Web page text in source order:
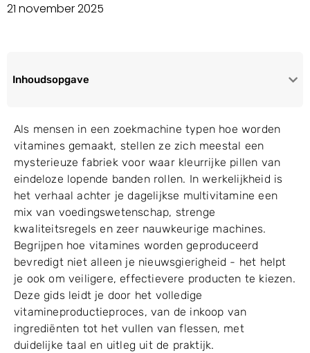
21 november 2025
Inhoudsopgave
Als mensen in een zoekmachine typen hoe worden
vitamines gemaakt, stellen ze zich meestal een
mysterieuze fabriek voor waar kleurrijke pillen van
eindeloze lopende banden rollen. In werkelijkheid is
het verhaal achter je dagelijkse multivitamine een
mix van voedingswetenschap, strenge
kwaliteitsregels en zeer nauwkeurige machines.
Begrijpen hoe vitamines worden geproduceerd
bevredigt niet alleen je nieuwsgierigheid - het helpt
je ook om veiligere, effectievere producten te kiezen.
Deze gids leidt je door het volledige
vitamineproductieproces, van de inkoop van
ingrediënten tot het vullen van flessen, met
duidelijke taal en uitleg uit de praktijk.